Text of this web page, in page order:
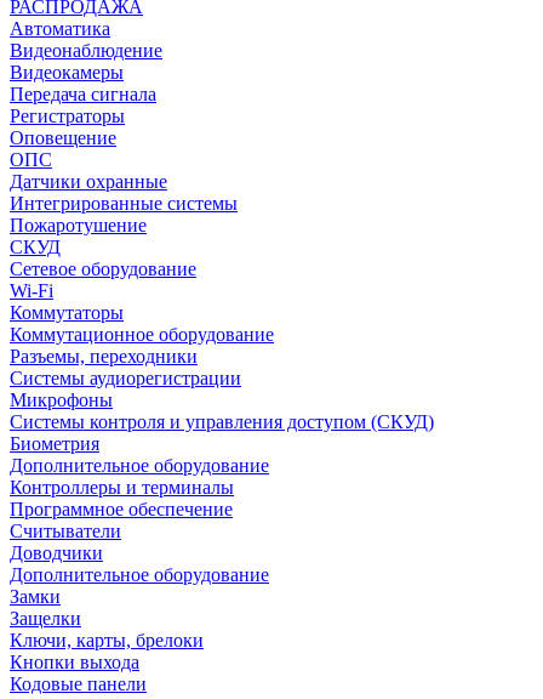
РАСПРОДАЖА
Автоматика
Видеонаблюдение
Видеокамеры
Передача сигнала
Регистраторы
Оповещение
ОПС
Датчики охранные
Интегрированные системы
Пожаротушение
СКУД
Сетевое оборудование
Wi-Fi
Коммутаторы
Коммутационное оборудование
Разъемы, переходники
Системы аудиорегистрации
Микрофоны
Системы контроля и управления доступом (СКУД)
Биометрия
Дополнительное оборудование
Контроллеры и терминалы
Программное обеспечение
Считыватели
Доводчики
Дополнительное оборудование
Замки
Защелки
Ключи, карты, брелоки
Кнопки выхода
Кодовые панели